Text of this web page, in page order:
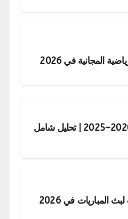
المجانية في 2026
أرباح نايل سات 2020–2025 | تحليل شامل
أقوى 10 منصات لبث المباريات في 2026